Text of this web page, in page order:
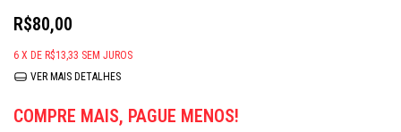
R$80,00
6 X DE R$13,33 SEM JUROS
VER MAIS DETALHES
COMPRE MAIS, PAGUE MENOS!